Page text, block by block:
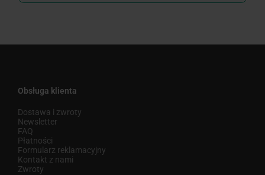
Obsługa klienta
Dostawa i zwroty
Newsletter
FAQ
Płatności
Formularz reklamacyjny
Kontakt z nami
Zwroty